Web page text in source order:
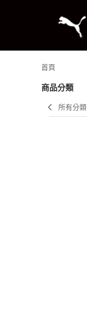
首頁
商品分類
所有分類